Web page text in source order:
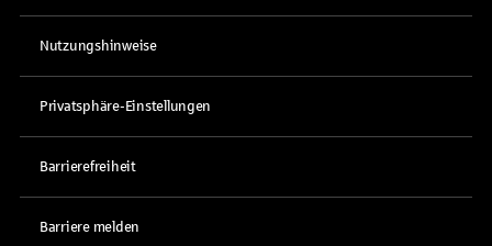
Nutzungshinweise
Privatsphäre-Einstellungen
Barrierefreiheit
Barriere melden